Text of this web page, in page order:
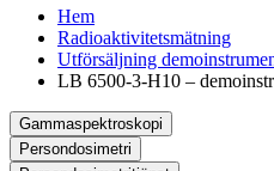
Hem
Radioaktivitetsmätning
Utförsäljning
LB 6500-3-H10 –
Gammaspektroskopi
Persondosimetri